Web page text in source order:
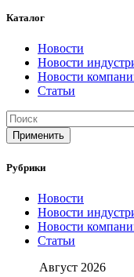
Каталог
Новости
Новости
Новости
Статьи
Применить
Рубрики
Новости
Новости
Новости
Статьи
Август 2026